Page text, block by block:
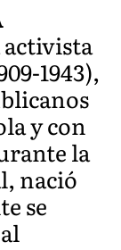
activista
1943),
y con
la
nació
se